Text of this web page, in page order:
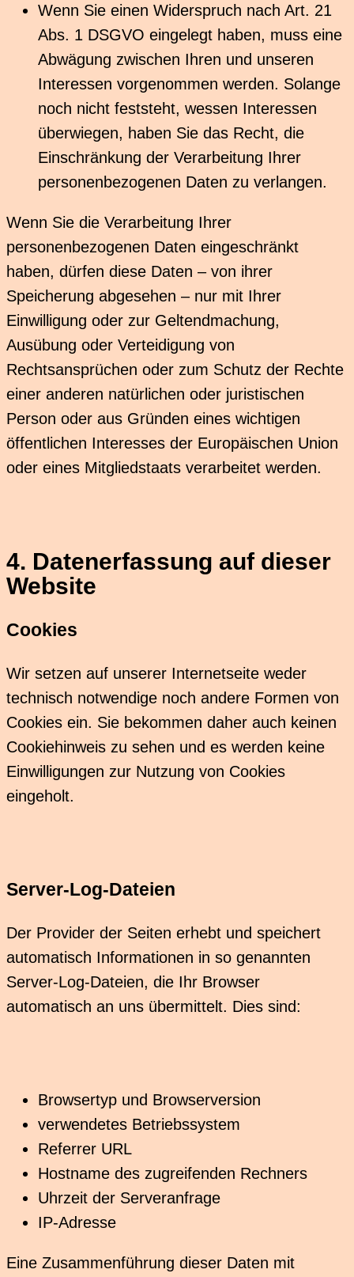
Wenn Sie einen Widerspruch nach Art. 21
Abs. 1 DSGVO eingelegt haben, muss eine
Abwägung zwischen Ihren und unseren
Interessen vorgenommen werden. Solange
noch nicht feststeht, wessen Interessen
überwiegen, haben Sie das Recht, die
Einschränkung der Verarbeitung Ihrer
personenbezogenen Daten zu verlangen.
Wenn Sie die Verarbeitung Ihrer
personenbezogenen Daten eingeschränkt
haben, dürfen diese Daten – von ihrer
Speicherung abgesehen – nur mit Ihrer
Einwilligung oder zur Geltendmachung,
Ausübung oder Verteidigung von
Rechtsansprüchen oder zum Schutz der Rechte
einer anderen natürlichen oder juristischen
Person oder aus Gründen eines wichtigen
öffentlichen Interesses der Europäischen Union
oder eines Mitgliedstaats verarbeitet werden.
4. Datenerfassung auf dieser
Website
Cookies
Wir setzen auf unserer Internetseite weder
technisch notwendige noch andere Formen von
Cookies ein. Sie bekommen daher auch keinen
Cookiehinweis zu sehen und es werden keine
Einwilligungen zur Nutzung von Cookies
eingeholt.
Server-Log-Dateien
Der Provider der Seiten erhebt und speichert
automatisch Informationen in so genannten
Server-Log-Dateien, die Ihr Browser
automatisch an uns übermittelt. Dies sind:
Browsertyp und Browserversion
verwendetes Betriebssystem
Referrer URL
Hostname des zugreifenden Rechners
Uhrzeit der Serveranfrage
IP-Adresse
Eine Zusammenführung dieser Daten mit